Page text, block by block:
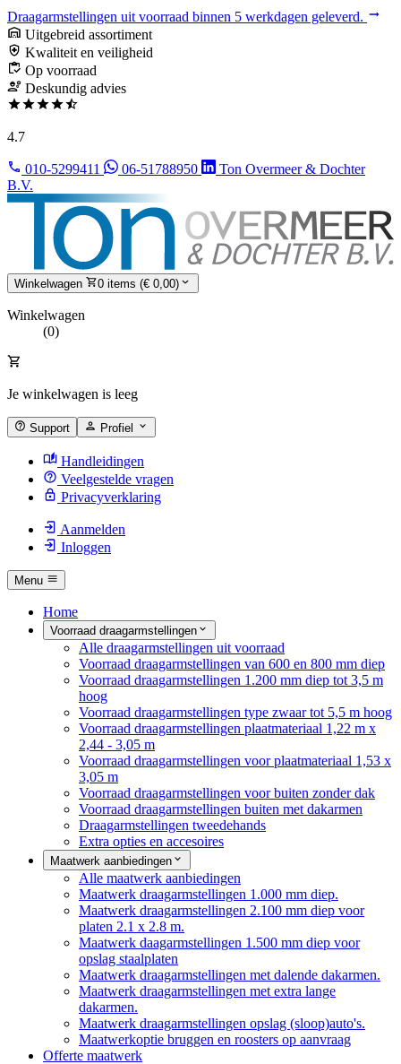
Draagarmstellingen uit voorraad binnen 5 werkdagen geleverd.
Uitgebreid assortiment
Kwaliteit en veiligheid
Op voorraad
Deskundig advies
4.7
010-5299411 06-51788950
Ton Overmeer & Dochter
B.V.
Winkelwagen 0 items (€ 0,00)
Winkelwagen
(0)
Je winkelwagen is leeg
Support Profiel
Handleidingen
Veelgestelde vragen
Privacyverklaring
Aanmelden
Inloggen
Menu
Home
Voorraad draagarmstellingen
Alle draagarmstellingen uit voorraad
Voorraad draagarmstellingen van 600 en 800 mm diep
Voorraad draagarmstellingen 1.200 mm diep tot 3,5 m
hoog
Voorraad draagarmstellingen type zwaar tot 5,5 m hoog
Voorraad draagarmstellingen plaatmateriaal 1,22 m x
2,44 - 3,05 m
Voorraad draagarmstellingen voor plaatmateriaal 1,53 x
3,05 m
Voorraad draagarmstellingen voor buiten zonder dak
Voorraad draagarmstellingen buiten met dakarmen
Draagarmstellingen tweedehands
Extra opties en accesoires
Maatwerk aanbiedingen
Alle maatwerk aanbiedingen
Maatwerk draagarmstellingen 1.000 mm diep.
Maatwerk draagarmstellingen 2.100 mm diep voor
platen 2.1 x 2.8 m.
Maatwerk daagarmstellingen 1.500 mm diep voor
opslag staalplaten
Maatwerk draagarmstellingen met dalende dakarmen.
Maatwerk draagarmstellingen met extra lange
dakarmen.
Maatwerk draagarmstellingen opslag (sloop)auto's.
Maatwerkoptie bruggen en roosters op aanvraag
Offerte maatwerk